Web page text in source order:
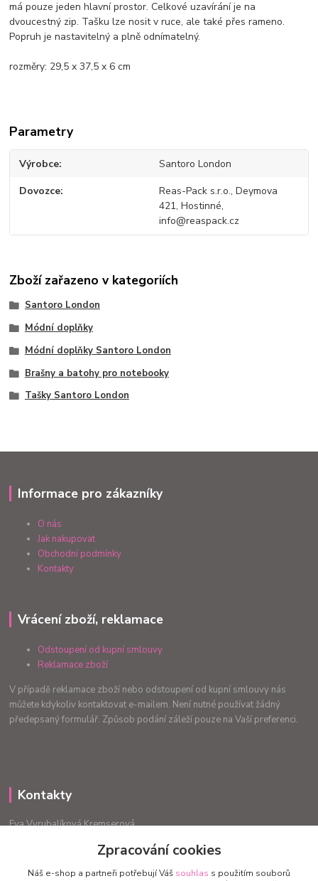
má pouze jeden hlavní prostor. Celkové uzavírání je na
dvoucestný zip. Tašku lze nosit v ruce, ale také přes rameno.
Popruh je nastavitelný a plně odnímatelný.
rozměry: 29,5 x 37,5 x 6 cm
Parametry
Výrobce Santoro London
Dovozce
Reas-Pack s.r.o., Deymova
421, Hostinné,
info@reaspack.cz
Zboží zařazeno v kategoriích
Santoro London
Módní doplňky
Módní doplňky Santoro London
Brašny a batohy pro notebooky
Tašky Santoro London
Informace pro zákazníky
O nás
Jak nakupovat
Obchodní podmínky
Kontakty
Vrácení zboží, reklamace
Odstoupení od kupní smlouvy
Reklamace zboží
V případě reklamace zboží nebo odstoupení od kupní smlouvy nás
můžete kdykoliv kontaktovat e-mailem. Není nutné používat žádný
předepsaný formulář. Způsob podání záleží pouze na Vaší preferenci.
Kontakty
Eva Vyrubalíková Kremserová
info.radost@email.cz
Zpracování cookies
Náš e-shop a partneři potřebují Váš souhlas s použitím souborů